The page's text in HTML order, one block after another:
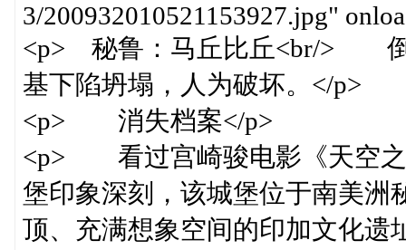
3/200932010521153927.jpg"
<p> 秘鲁：马丘比丘<br/>
基下陷坍塌，人为破坏。</p>
<p> 消失档案</p>
<p> 看过宫崎骏电影《天空之
堡印象深刻，该城堡位于南美洲
顶、充满想象空间的印加文化遗